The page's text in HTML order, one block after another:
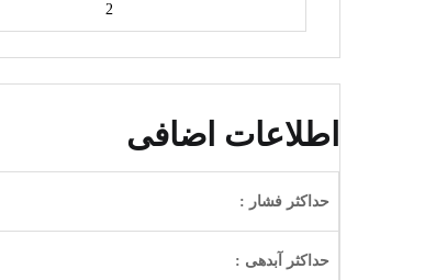
2
اطلاعات اضافی
حداکثر فشار :
حداکثر آبدهی :